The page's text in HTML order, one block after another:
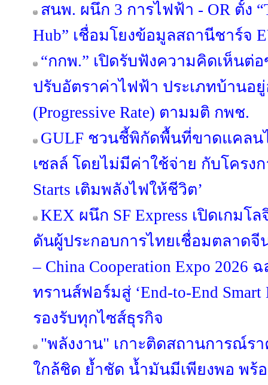
สนพ. ผนึก 3 การไฟฟ้า - OR ตั้ง
Hub” เชื่อมโยงข้อมูลสถานีชาร์จ
“กกพ.” เปิดรับฟังความคิดเห็นต่
ปรับอัตราค่าไฟฟ้า ประเภทบ้านอ
(Progressive Rate) ตามมติ กพช.
GULF ชวนชี้พิกัดพื้นที่ขาดแคลน
เซลล์ โดยไม่มีค่าใช้จ่าย กับโครงก
Starts เติมพลังไฟให้ชีวิต’
KEX ผนึก SF Express เปิดเกมโ
ดันผู้ประกอบการไทยเชื่อมตลาดจี
– China Cooperation Expo 2026
ทรานส์ฟอร์มสู่ ‘End-to-End Smart
รองรับทุกไซส์ธุรกิจ
"พลังงาน" เกาะติดสถานการณ์ร
ใกล้ชิด ย้ำชัด น้ำมันมีเพียงพอ พร้